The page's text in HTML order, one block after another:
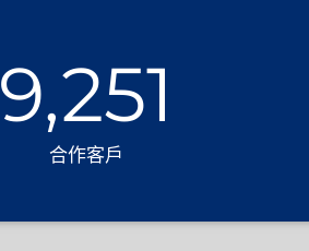
合作客戶
9,251